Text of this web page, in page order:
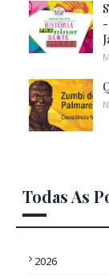
Todas As
2026